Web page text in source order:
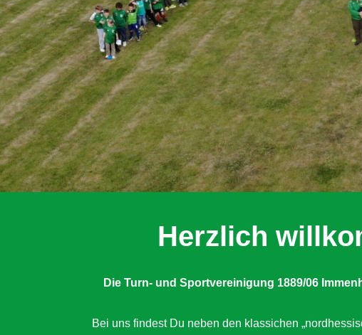
Herzlich
Die Turn- und Sportvereinigung 1889/06
Bei uns findest Du neben den klassichen